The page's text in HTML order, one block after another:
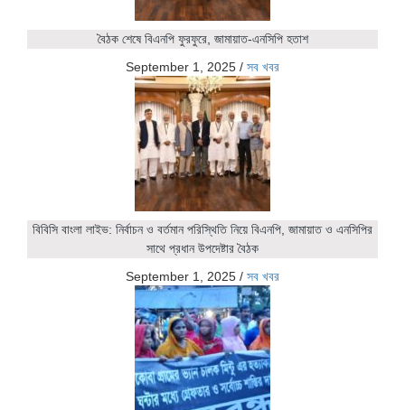
বৈঠক শেষে বিএনপি ফুরফুরে, জামায়াত-এনসিপি হতাশ
September 1, 2025 / সব খবর
বিবিসি বাংলা লাইভ: নির্বাচন ও বর্তমান পরিস্থিতি নিয়ে বিএনপি, জামায়াত ও এনসিপির
সাথে প্রধান উপদেষ্টার বৈঠক
September 1, 2025 / সব খবর